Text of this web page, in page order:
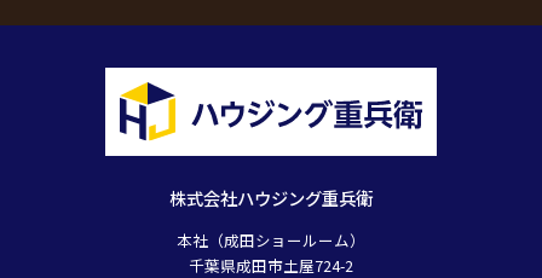
株式会社ハウジング重兵衛
本社（成田ショールーム）
千葉県成田市土屋724-2